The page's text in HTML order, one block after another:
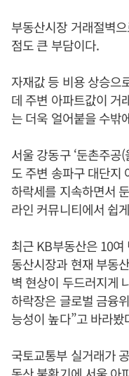
부동산시장 거래절벽
점도 큰 부담이다.
자재값 등 비용 상승으
데 주변 아파트값이 거
는 더욱 얼어붙을 수밖
서울 강동구 ‘둔촌주공
도 주변 송파구 대단지
하락세를 지속하면서
라인 커뮤니티에서 쉽
최근 KB부동산은 10
동산시장과 현재 부동
벽 현상이 두드러지게
하락장은 글로벌 금융
능성이 높다”고 바라봤
국토교통부 실거래가